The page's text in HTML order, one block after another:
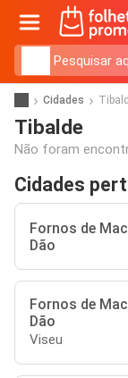
Cidades
Tibalde
Não foram
Cidades
Fornos de
Dão
Fornos de
Dão
Viseu